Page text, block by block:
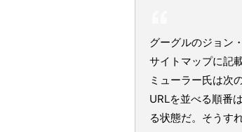
グーグルのジョン
サイトマップに記
ミューラー氏は次
URLを並べる順番
る状態だ。そうす